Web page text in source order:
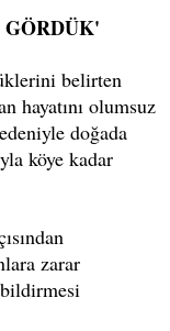
belirten
hayatını olumsuz
doğada
köye kadar
zarar